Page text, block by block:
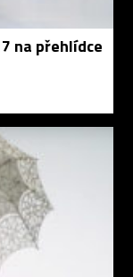
na přehlídce